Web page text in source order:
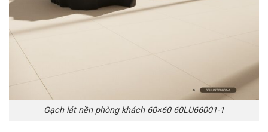
Gạch lát nền phòng khách 60×60 60LU66001-1